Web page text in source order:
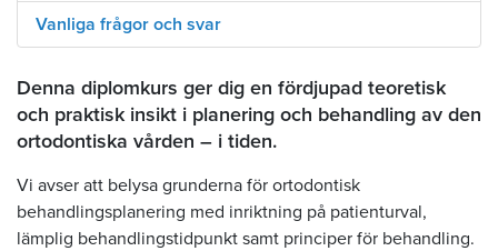
Vanliga frågor och svar
Denna diplomkurs ger dig en fördjupad teoretisk
och praktisk insikt i planering och behandling av den
ortodontiska vården – i tiden.
Vi avser att belysa grunderna för ortodontisk
behandlingsplanering med inriktning på patienturval,
lämplig behandlingstidpunkt samt principer för behandling.